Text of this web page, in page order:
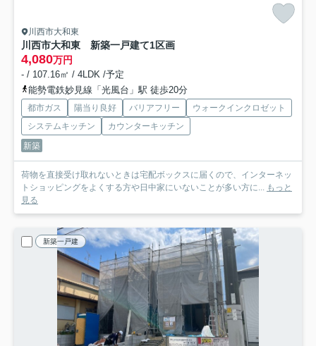
川西市大和東
川西市大和東 新築一戸建て1区画
4,080万円
- / 107.16㎡ / 4LDK /予定
能勢電鉄妙見線「光風台」駅 徒歩20分
都市ガス 陽当り良好 バリアフリー
ウォークインクロゼット
システムキッチン
カウンターキッチン
新築
荷物を直接受け取れないときは宅配ボックスに届くので、インターネッ
トショッピングをよくする方や日中家にいないことが多い方に... もっと
見る
新築一戸建